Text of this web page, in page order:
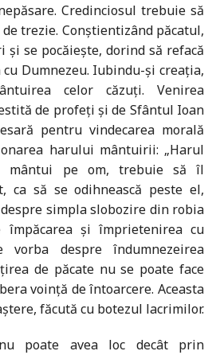
Credinciosul trebuie să
trezie. Conştientizând păcatul,
şi se pocăieşte, dorind să refacă
Dumnezeu. Iubindu-şi creaţia,
celor căzuţi. Venirea
de profeţi şi de Sfântul Ioan
pentru vindecarea morală
harului mântuirii: „Harul
mântui pe om, trebuie să îl
ca să se odihnească peste el,
simpla slobozire din robia
împăcarea şi împrietenirea cu
vorba despre îndumnezeirea
de păcate nu se poate face
voinţă de întoarcere. Aceasta
făcută cu botezul lacrimilor.
poate avea loc decât prin